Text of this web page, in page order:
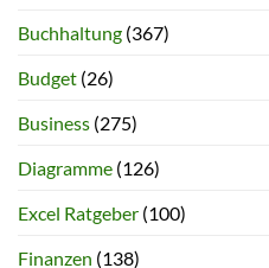
Buchhaltung (367)
Budget (26)
Business (275)
Diagramme (126)
Excel Ratgeber (100)
Finanzen (138)